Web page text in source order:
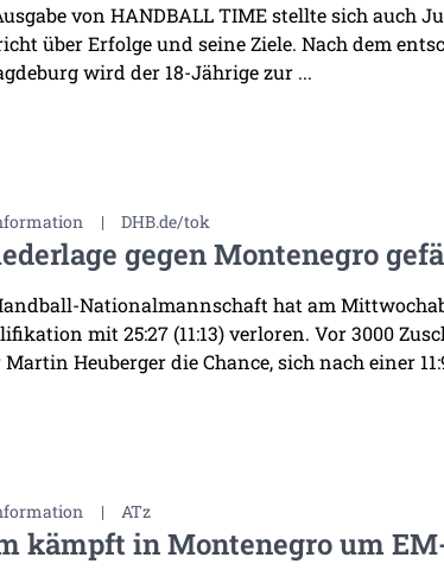
von HANDBALL TIME stellte sich auch
über Erfolge und seine Ziele. Nach dem
wird der 18-Jährige zur ...
| DHB.de/tok
gegen Montenegro
Nationalmannschaft hat am
mit 25:27 (11:13) verloren. Vor 3000
Heuberger die Chance, sich nach einer
| ATz
kämpft in Montenegro um